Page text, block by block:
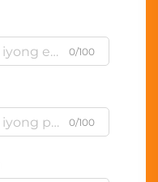
0/100
0/100